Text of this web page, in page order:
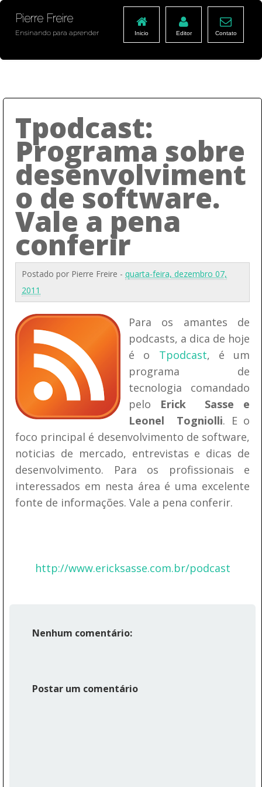
Pierre Freire
Ensinando para aprender Inicio Editor Contato
Tpodcast:
Programa sobre
desenvolviment
o de software.
Vale a pena
conferir
Postado por Pierre Freire - quarta-feira, dezembro 07,
2011
Para os amantes de
podcasts, a dica de hoje
é o Tpodcast, é um
programa de
tecnologia comandado
pelo Erick Sasse e
Leonel Togniolli. E o
foco principal é desenvolvimento de software,
noticias de mercado, entrevistas e dicas de
desenvolvimento. Para os profissionais e
interessados em nesta área é uma excelente
fonte de informações. Vale a pena conferir.
http://www.ericksasse.com.br/podcast
Nenhum comentário:
Postar um comentário